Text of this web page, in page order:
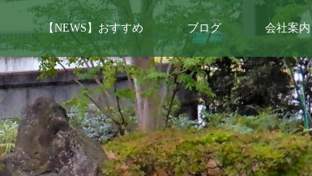
【NEWS】おすすめ ブログ 会社案内